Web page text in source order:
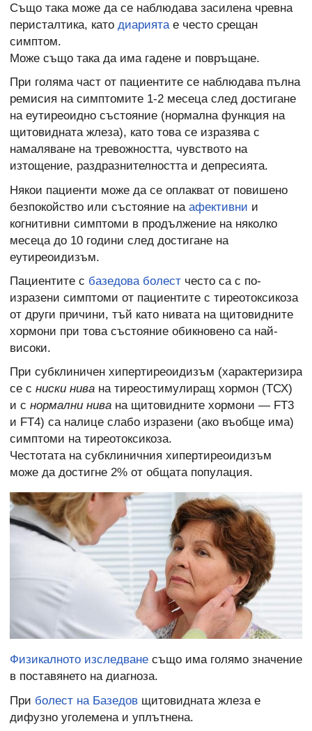
Също така може да се наблюдава засилена чревна
перисталтика, като диариятае често срещан
симптом.
Може също така да има гадене и повръщане.
При голяма част от пациентите се наблюдава пълна
ремисия на симптомите 1-2 месеца след достигане
на еутиреоидно състояние (нормална функция на
щитовидната жлеза), като това се изразява с
намаляване на тревожността, чувството на
изтощение, раздразнителността и депресията.
Някои пациенти може да се оплакват от повишено
безпокойство или състояние на афективни и
когнитивни симптоми в продължение на няколко
месеца до 10 години след достигане на
еутиреоидизъм.
Пациентите с базедова болест често са с по-
изразени симптоми от пациентите с тиреотоксикоза
от други причини, тъй като нивата на щитовидните
хормони при това състояние обикновено са най-
високи.
При субклиничен хипертиреоидизъм (характеризира
се с ниски нива на тиреостимулиращ хормон (ТСХ)
и с нормални нива на щитовидните хормони — FT3
и FT4) са налице слабо изразени (ако въобще има)
симптоми на тиреотоксикоза.
Честотата на субклиничния хипертиреоидизъм
може да достигне 2% от общата популация.
Физикалното изследване също има голямо значение
в поставянето на диагноза.
При болест на Базедов щитовидната жлеза е
дифузно уголемена и уплътнена.